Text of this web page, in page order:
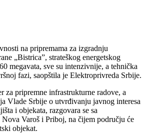
na pripremama za izgradnju
„Bistrica”, strateškog energetskog
megavata, sve su intenzivnije, a tehnička
fazi, saopštila je Elektroprivreda Srbije.
za pripremne infrastrukturne radove, a
Vlade Srbije o utvrđivanju javnog interesa
i objekata, razgovara se sa
Nova Varoš i Priboj, na čijem području će
objekat.